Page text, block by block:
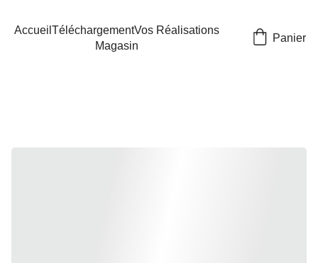
Accueil TéléchargementVos Réalisations
Magasin
Panier